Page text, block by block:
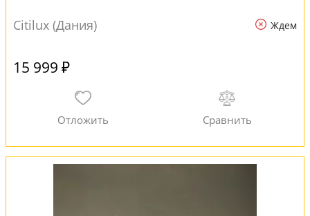
Citilux (Дания) Ждем
15 999 ₽